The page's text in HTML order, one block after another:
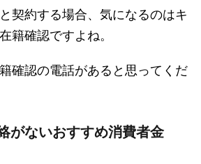
契約する場合、気になるのはキ
籍確認ですよね。
確認の電話があると思ってくだ
がないおすすめ消費者金